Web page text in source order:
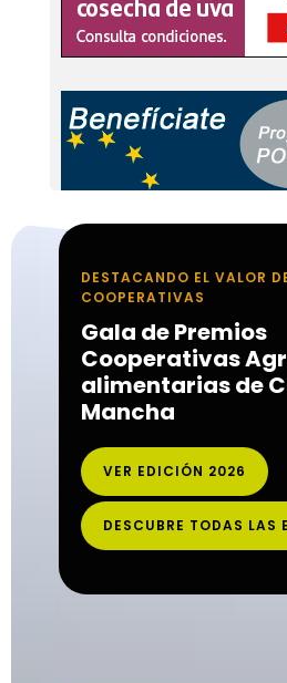
DESTACANDO EL VALOR
COOPERATIVAS
Gala de Premios
Cooperativas
alimentarias de
Mancha
VER EDICIÓN 2026
DESCUBRE TODAS LAS